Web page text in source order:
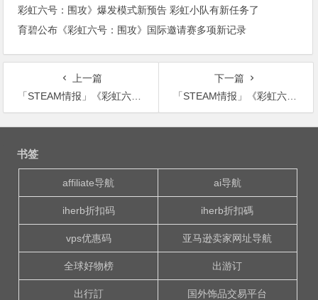
彩虹六号：围攻》爆发模式新预告 彩虹小队有新任务了
育碧公布《彩虹六号：围攻》国际邀请赛多项新记录
上一篇
「STEAM情报」《彩虹六号围攻》和谐改动复原+《文明6》公布新资料片《风云变幻》
下一篇
「STEAM情报」《彩虹六号》免费周末开启+免费领取￥21沙盒扮演游戏+“墓地星露谷”今日上架
文
书签
affiliate导航 ai导航
iherb折扣码 iherb折扣碼
vps优惠码 亚马逊卖家网址导航
全球好物榜 出游订
出行訂 国外饰品交易平台